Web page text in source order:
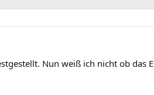
Nun weiß ich nicht ob das